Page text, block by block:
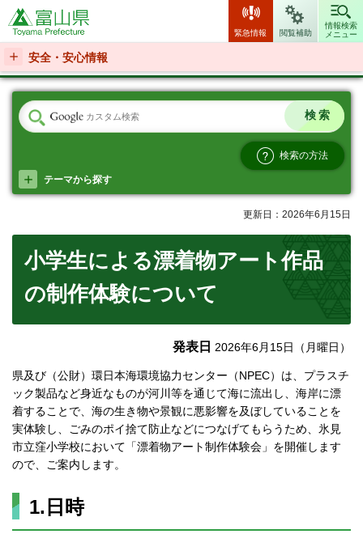
富山県
緊急情報 閲覧補助
情報検索
メニュー
安全・安心情報
検索の方法
テーマから探す
更新日：2026年6月15日
小学生による漂着物アート作品
の制作体験について
発表日 2026年6月15日（月曜日）
県及び（公財）環日本海環境協力センター（NPEC）は、プラスチ
ック製品など身近なものが河川等を通じて海に流出し、海岸に漂
着することで、海の生き物や景観に悪影響を及ぼしていることを
実体験し、ごみのポイ捨て防止などにつなげてもらうため、氷見
市立窪小学校において「漂着物アート制作体験会」を開催します
ので、ご案内します。
1.日時